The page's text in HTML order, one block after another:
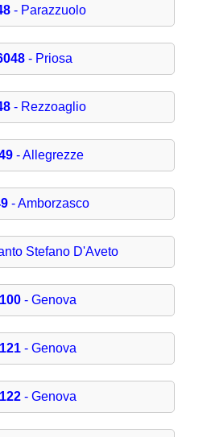
- Parazzuolo
- Priosa
- Rezzoaglio
- Allegrezze
- Amborzasco
Stefano D'Aveto
- Genova
- Genova
- Genova